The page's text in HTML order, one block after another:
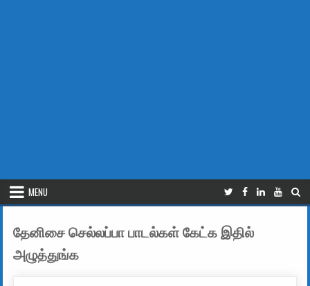
MENU
தேனிசை செல்லப்பா பாடல்கள் கேட்க இதில்
அழுத்துங்க